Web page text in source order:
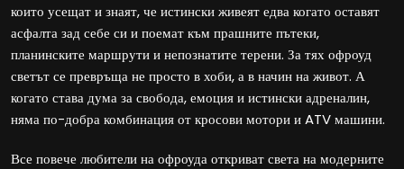
които усещат и знаят, че истински живеят едва когато оставят
асфалта зад себе си и поемат към прашните пътеки,
планинските маршрути и непознатите терени. За тях офроуд
светът се превръща не просто в хоби, а в начин на живот. А
когато става дума за свобода, емоция и истински адреналин,
няма по-добра комбинация от кросови мотори и ATV машини.
Все повече любители на офроуда откриват света на модерните